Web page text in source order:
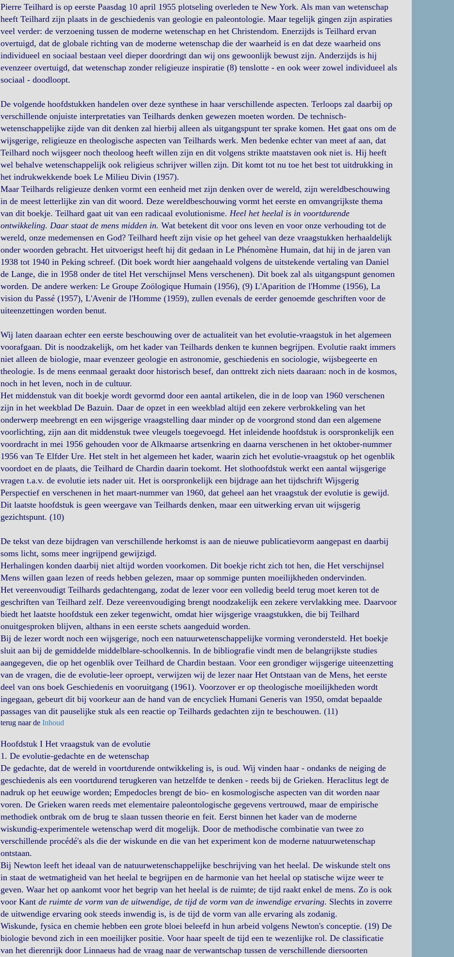
Pierre Teilhard is op eerste Paasdag 10 april 1955 plotseling overleden te New York. Als man van wetenschap
heeft Teilhard zijn plaats in de geschiedenis van geologie en paleontologie. Maar tegelijk gingen zijn aspiraties
veel verder: de verzoening tussen de moderne wetenschap en het Christendom. Enerzijds is Teilhard ervan
overtuigd, dat de globale richting van de moderne wetenschap die der waarheid is en dat deze waarheid ons
individueel en sociaal bestaan veel dieper doordringt dan wij ons gewoonlijk bewust zijn. Anderzijds is hij
evenzeer overtuigd, dat wetenschap zonder religieuze inspiratie (8) tenslotte - en ook weer zowel individueel als
sociaal - doodloopt.
De volgende hoofdstukken handelen over deze synthese in haar verschillende aspecten. Terloops zal daarbij op
verschillende onjuiste interpretaties van Teilhards denken gewezen moeten worden. De technisch-
wetenschappelijke zijde van dit denken zal hierbij alleen als uitgangspunt ter sprake komen. Het gaat ons om de
wijsgerige, religieuze en theologische aspecten van Teilhards werk. Men bedenke echter van meet af aan, dat
Teilhard noch wijsgeer noch theoloog heeft willen zijn en dit volgens strikte maatstaven ook niet is. Hij heeft
wel behalve wetenschappelijk ook religieus schrijver willen zijn. Dit komt tot nu toe het best tot uitdrukking in
het indrukwekkende boek Le Milieu Divin (1957).
Maar Teilhards religieuze denken vormt een eenheid met zijn denken over de wereld, zijn wereldbeschouwing
in de meest letterlijke zin van dit woord. Deze wereldbeschouwing vormt het eerste en omvangrijkste thema
van dit boekje. Teilhard gaat uit van een radicaal evolutionisme. Heel het heelal is in voortdurende
ontwikkeling. Daar staat de mens midden in. Wat betekent dit voor ons leven en voor onze verhouding tot de
wereld, onze medemensen en God? Teilhard heeft zijn visie op het geheel van deze vraagstukken herhaaldelijk
onder woorden gebracht. Het uitvoerigst heeft hij dit gedaan in Le Phénomène Humain, dat hij in de jaren van
1938 tot 1940 in Peking schreef. (Dit boek wordt hier aangehaald volgens de uitstekende vertaling van Daniel
de Lange, die in 1958 onder de titel Het verschijnsel Mens verschenen). Dit boek zal als uitgangspunt genomen
worden. De andere werken: Le Groupe Zoölogique Humain (1956), (9) L'Aparition de l'Homme (1956), La
vision du Passé (1957), L'Avenir de l'Homme (1959), zullen evenals de eerder genoemde geschriften voor de
uiteenzettingen worden benut.
Wij laten daaraan echter een eerste beschouwing over de actualiteit van het evolutie-vraagstuk in het algemeen
voorafgaan. Dit is noodzakelijk, om het kader van Teilhards denken te kunnen begrijpen. Evolutie raakt immers
niet alleen de biologie, maar evenzeer geologie en astronomie, geschiedenis en sociologie, wijsbegeerte en
theologie. Is de mens eenmaal geraakt door historisch besef, dan onttrekt zich niets daaraan: noch in de kosmos,
noch in het leven, noch in de cultuur.
Het middenstuk van dit boekje wordt gevormd door een aantal artikelen, die in de loop van 1960 verschenen
zijn in het weekblad De Bazuin. Daar de opzet in een weekblad altijd een zekere verbrokkeling van het
onderwerp meebrengt en een wijsgerige vraagstelling daar minder op de voorgrond stond dan een algemene
voorlichting, zijn aan dit middenstuk twee vleugels toegevoegd. Het inleidende hoofdstuk is oorspronkelijk een
voordracht in mei 1956 gehouden voor de Alkmaarse artsenkring en daarna verschenen in het oktober-nummer
1956 van Te Elfder Ure. Het stelt in het algemeen het kader, waarin zich het evolutie-vraagstuk op het ogenblik
voordoet en de plaats, die Teilhard de Chardin daarin toekomt. Het slothoofdstuk werkt een aantal wijsgerige
vragen t.a.v. de evolutie iets nader uit. Het is oorspronkelijk een bijdrage aan het tijdschrift Wijsgerig
Perspectief en verschenen in het maart-nummer van 1960, dat geheel aan het vraagstuk der evolutie is gewijd.
Dit laatste hoofdstuk is geen weergave van Teilhards denken, maar een uitwerking ervan uit wijsgerig
gezichtspunt. (10)
De tekst van deze bijdragen van verschillende herkomst is aan de nieuwe publicatievorm aangepast en daarbij
soms licht, soms meer ingrijpend gewijzigd.
Herhalingen konden daarbij niet altijd worden voorkomen. Dit boekje richt zich tot hen, die Het verschijnsel
Mens willen gaan lezen of reeds hebben gelezen, maar op sommige punten moeilijkheden ondervinden.
Het vereenvoudigt Teilhards gedachtengang, zodat de lezer voor een volledig beeld terug moet keren tot de
geschriften van Teilhard zelf. Deze vereenvoudiging brengt noodzakelijk een zekere vervlakking mee. Daarvoor
biedt het laatste hoofdstuk een zeker tegenwicht, omdat hier wijsgerige vraagstukken, die bij Teilhard
onuitgesproken blijven, althans in een eerste schets aangeduid worden.
Bij de lezer wordt noch een wijsgerige, noch een natuurwetenschappelijke vorming verondersteld. Het boekje
sluit aan bij de gemiddelde middelblare-schoolkennis. In de bibliografie vindt men de belangrijkste studies
aangegeven, die op het ogenblik over Teilhard de Chardin bestaan. Voor een grondiger wijsgerige uiteenzetting
van de vragen, die de evolutie-leer oproept, verwijzen wij de lezer naar Het Ontstaan van de Mens, het eerste
deel van ons boek Geschiedenis en vooruitgang (1961). Voorzover er op theologische moeilijkheden wordt
ingegaan, gebeurt dit bij voorkeur aan de hand van de encycliek Humani Generis van 1950, omdat bepaalde
passages van dit pauselijke stuk als een reactie op Teilhards gedachten zijn te beschouwen. (11)
terug naar de Inhoud
Hoofdstuk I Het vraagstuk van de evolutie
1. De evolutie-gedachte en de wetenschap
De gedachte, dat de wereld in voortdurende ontwikkeling is, is oud. Wij vinden haar - ondanks de neiging de
geschiedenis als een voortdurend terugkeren van hetzelfde te denken - reeds bij de Grieken. Heraclitus legt de
nadruk op het eeuwige worden; Empedocles brengt de bio- en kosmologische aspecten van dit worden naar
voren. De Grieken waren reeds met elementaire paleontologische gegevens vertrouwd, maar de empirische
methodiek ontbrak om de brug te slaan tussen theorie en feit. Eerst binnen het kader van de moderne
wiskundig-experimentele wetenschap werd dit mogelijk. Door de methodische combinatie van twee zo
verschillende procédé's als die der wiskunde en die van het experiment kon de moderne natuurwetenschap
ontstaan.
Bij Newton leeft het ideaal van de natuurwetenschappelijke beschrijving van het heelal. De wiskunde stelt ons
in staat de wetmatigheid van het heelal te begrijpen en de harmonie van het heelal op statische wijze weer te
geven. Waar het op aankomt voor het begrip van het heelal is de ruimte; de tijd raakt enkel de mens. Zo is ook
voor Kant de ruimte de vorm van de uitwendige, de tijd de vorm van de inwendige ervaring. Slechts in zoverre
de uitwendige ervaring ook steeds inwendig is, is de tijd de vorm van alle ervaring als zodanig.
Wiskunde, fysica en chemie hebben een grote bloei beleefd in hun arbeid volgens Newton's conceptie. (19) De
biologie bevond zich in een moeilijker positie. Voor haar speelt de tijd een te wezenlijke rol. De classificatie
van het dierenrijk door Linnaeus had de vraag naar de verwantschap tussen de verschillende diersoorten